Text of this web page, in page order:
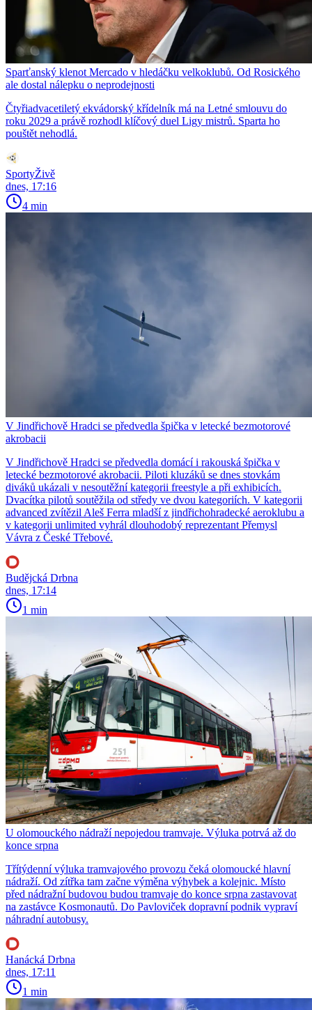
Sparťanský klenot Mercado v hledáčku velkoklubů. Od Rosického
ale dostal nálepku o neprodejnosti
Čtyřiadvacetiletý ekvádorský křídelník má na Letné smlouvu do
roku 2029 a právě rozhodl klíčový duel Ligy mistrů. Sparta ho
pouštět nehodlá.
SportyŽivě
dnes, 17:16
4 min
V Jindřichově Hradci se předvedla špička v letecké bezmotorové
akrobacii
V Jindřichově Hradci se předvedla domácí i rakouská špička v
letecké bezmotorové akrobacii. Piloti kluzáků se dnes stovkám
diváků ukázali v nesoutěžní kategorii freestyle a při exhibicích.
Dvacítka pilotů soutěžila od středy ve dvou kategoriích. V kategorii
advanced zvítězil Aleš Ferra mladší z jindřichohradecké aeroklubu a
v kategorii unlimited vyhrál dlouhodobý reprezentant Přemysl
Vávra z České Třebové.
Budějcká Drbna
dnes, 17:14
1 min
U olomouckého nádraží nepojedou tramvaje. Výluka potrvá až do
konce srpna
Třítýdenní výluka tramvajového provozu čeká olomoucké hlavní
nádraží. Od zítřka tam začne výměna výhybek a kolejnic. Místo
před nádražní budovou budou tramvaje do konce srpna zastavovat
na zastávce Kosmonautů. Do Pavloviček dopravní podnik vypraví
náhradní autobusy.
Hanácká Drbna
dnes, 17:11
1 min